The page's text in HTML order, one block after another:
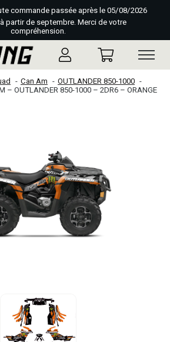
commande passée après le 05/08/2026
partir de septembre. Merci de votre
compréhension.
Can Am
OUTLANDER 850-1000
– OUTLANDER 850-1000 – 2DR6 – ORANGE